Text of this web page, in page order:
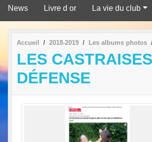
News Livre d or La vie du club
Accueil 2018-2019 Les albums photos
LES
DÉFENSE